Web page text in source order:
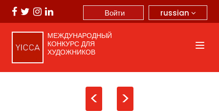
russian
Войти
МЕЖДУНАРОДНЫЙ
КОНКУРС ДЛЯ
ХУДОЖНИКОВ
< >